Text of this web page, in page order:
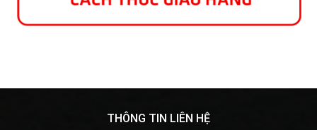
THÔNG TIN LIÊN HỆ